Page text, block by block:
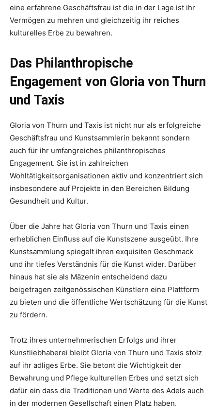
eine erfahrene Geschäftsfrau ist die in der Lage ist ihr
Vermögen zu mehren und gleichzeitig ihr reiches
kulturelles Erbe zu bewahren.
Das Philanthropische
Engagement von Gloria von Thurn
und Taxis
Gloria von Thurn und Taxis ist nicht nur als erfolgreiche
Geschäftsfrau und Kunstsammlerin bekannt sondern
auch für ihr umfangreiches philanthropisches
Engagement. Sie ist in zahlreichen
Wohltätigkeitsorganisationen aktiv und konzentriert sich
insbesondere auf Projekte in den Bereichen Bildung
Gesundheit und Kultur.
Über die Jahre hat Gloria von Thurn und Taxis einen
erheblichen Einfluss auf die Kunstszene ausgeübt. Ihre
Kunstsammlung spiegelt ihren exquisiten Geschmack
und ihr tiefes Verständnis für die Kunst wider. Darüber
hinaus hat sie als Mäzenin entscheidend dazu
beigetragen zeitgenössischen Künstlern eine Plattform
zu bieten und die öffentliche Wertschätzung für die Kunst
zu fördern.
Trotz ihres unternehmerischen Erfolgs und ihrer
Kunstliebhaberei bleibt Gloria von Thurn und Taxis stolz
auf ihr adliges Erbe. Sie betont die Wichtigkeit der
Bewahrung und Pflege kulturellen Erbes und setzt sich
dafür ein dass die Traditionen und Werte des Adels auch
in der modernen Gesellschaft einen Platz haben.